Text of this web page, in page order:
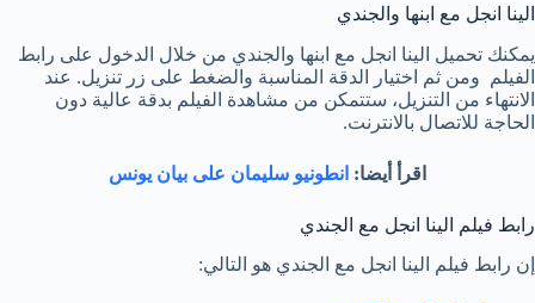
الينا انجل مع ابنها والجندي
يمكنك تحميل الينا انجل مع ابنها والجندي من خلال الدخول على رابط
الفيلم ومن ثم اختيار الدقة المناسبة والضغط على زر تنزيل. عند
الانتهاء من التنزيل، ستتمكن من مشاهدة الفيلم بدقة عالية دون
الحاجة للاتصال بالانترنت.
اقرأ أيضا: انطونيو سليمان على بيان يونس
رابط فيلم الينا انجل مع الجندي
إن رابط فيلم الينا انجل مع الجندي هو التالي: